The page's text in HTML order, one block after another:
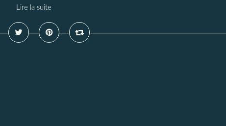
Lire la suite